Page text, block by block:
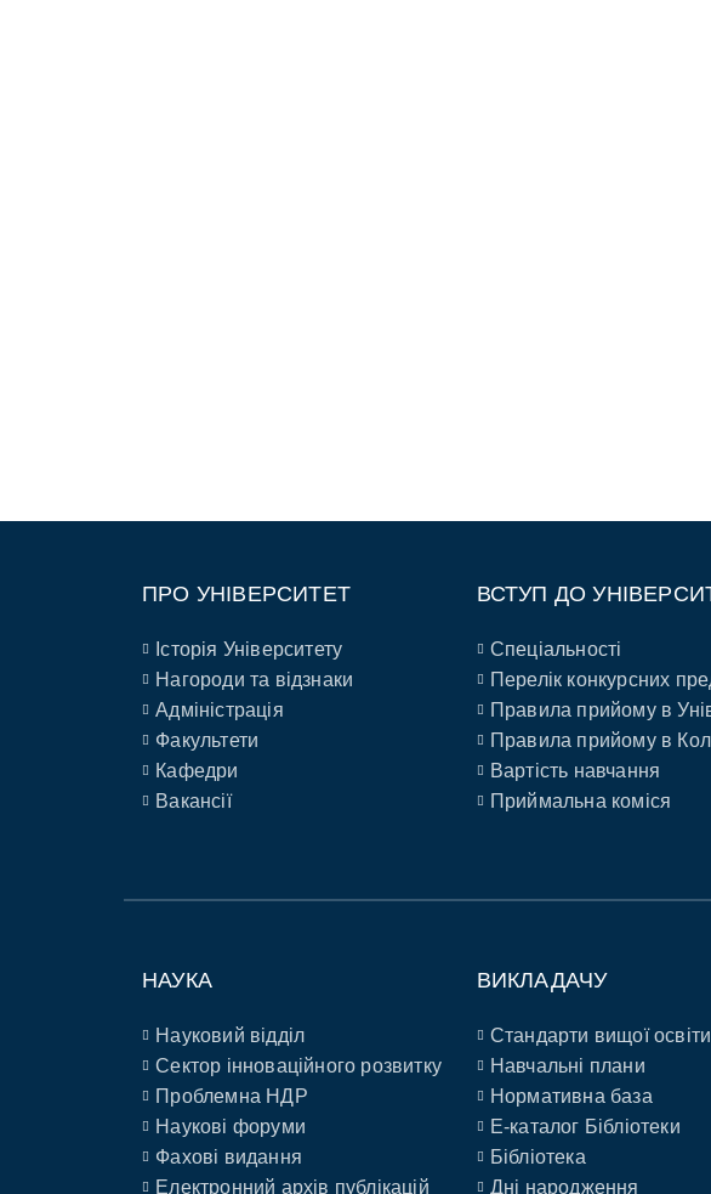
ПРО УНІВЕРСИТЕТ
Історія Університету
Нагороди та відзнаки
Адміністрація
Факультети
Кафедри
Вакансії
ВСТУП ДО
Спеціальності
Перелік конкурсних
Правила прийому в
Правила прийому в
Вартість навчання
Приймальна коміся
НАУКА
Науковий відділ
Сектор інноваційного розвитку
Проблемна НДР
Наукові форуми
Фахові видання
Електронний архів публікацій
ВИКЛАДАЧУ
Стандарти вищої освіти
Навчальні плани
Нормативна база
E-каталог Бібліотеки
Бібліотека
Дні народження